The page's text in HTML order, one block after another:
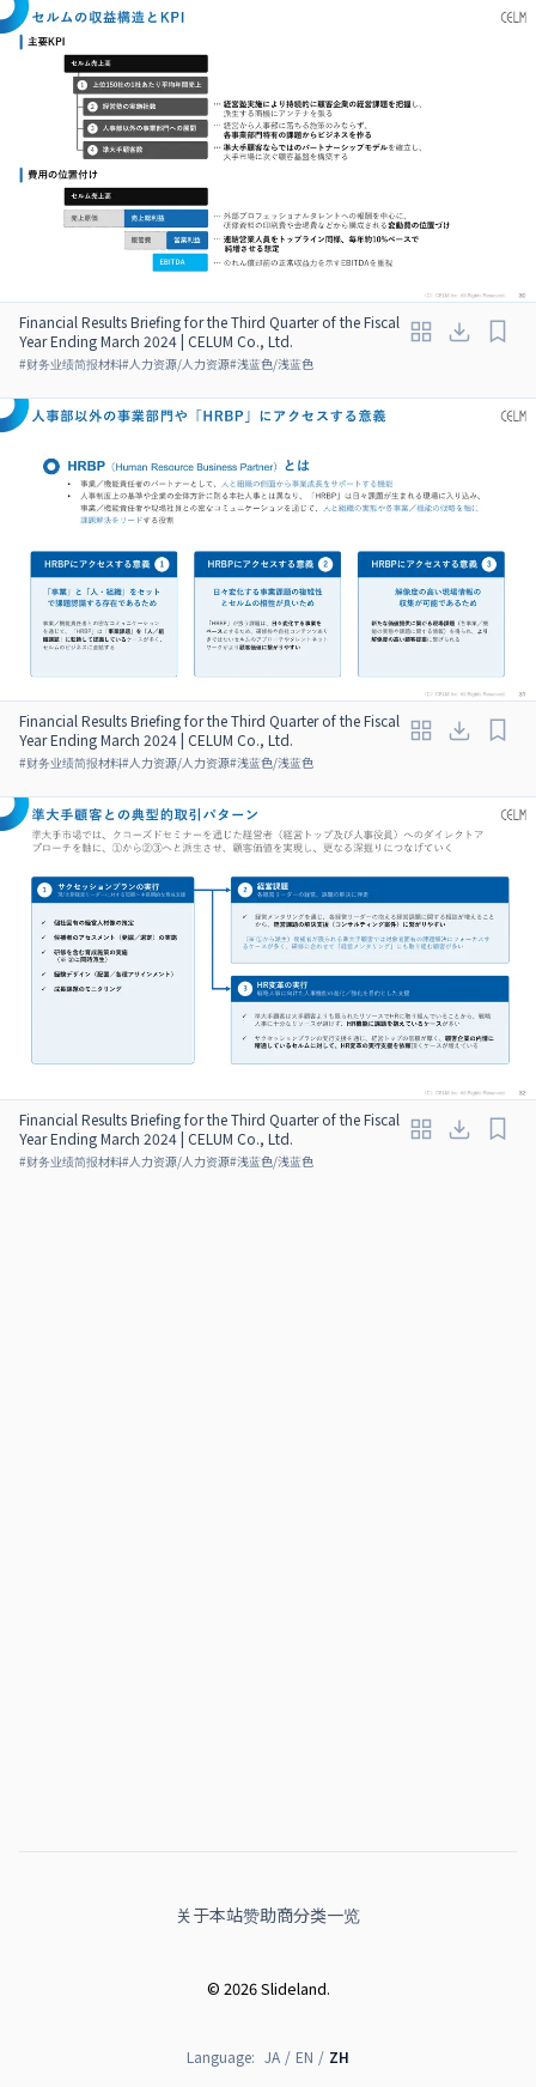
Financial Results Briefing for the Third Quarter of the Fiscal
Year Ending March 2024 | CELUM Co., Ltd.
#财务业绩简报材料#人力资源/人力资源#浅蓝色/浅蓝色
Financial Results Briefing for the Third Quarter of the Fiscal
Year Ending March 2024 | CELUM Co., Ltd.
#财务业绩简报材料#人力资源/人力资源#浅蓝色/浅蓝色
Financial Results Briefing for the Third Quarter of the Fiscal
Year Ending March 2024 | CELUM Co., Ltd.
#财务业绩简报材料#人力资源/人力资源#浅蓝色/浅蓝色
关于本站赞助商分类一览
© 2026 Slideland.
Language: JA / EN / ZH